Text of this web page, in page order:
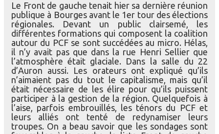
Dossiers
Brèves
Le Front de gauche tenait hier sa dernière réunion
publique à Bourges avant le 1er tour des élections
régionales. Devant un public clairsemé, les
différentes formations qui composent la coalition
autour du PCF se sont succédées au micro. Hélas,
il n’y avait pas que dans la rue Henri Sellier que
l’atmosphère était glaciale. Dans la salle du 22
d’Auron aussi. Les orateurs ont expliqué qu’ils
n’aimaient pas du tout le capitalisme, mais qu’il
était nécessaire de les élire pour qu’ils puissent
participer à la gestion de la région. Quelquefois à
l’aise, parfois embrouillés, les ténors du PCF et
leurs alliés ont tenté de redynamiser leurs
troupes. On a beau savoir que les sondages sont